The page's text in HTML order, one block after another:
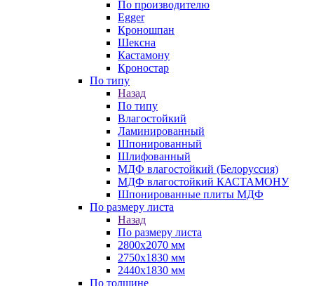
По производителю
Egger
Кроношпан
Шексна
Кастамону
Кроностар
По типу
Назад
По типу
Влагостойкий
Ламинированный
Шпонированный
Шлифованный
МДФ влагостойкий (Белоруссия)
МДФ влагостойкий КАСТАМОНУ
Шпонированные плиты МДФ
По размеру листа
Назад
По размеру листа
2800х2070 мм
2750х1830 мм
2440х1830 мм
По толщине